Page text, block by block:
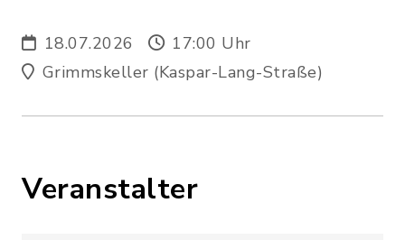
18.07.2026
17:00 Uhr
Grimmskeller (Kaspar-Lang-Straße)
Veranstalter